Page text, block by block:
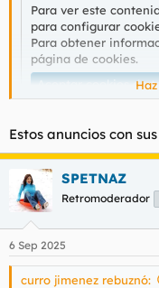
m
Para ver este
para configurar
Para obtener
página de cookies.
Aceptar cookies de
Estos anuncios con
SPETNAZ
Retromoderador
6 Sep 2025
curro jimenez rebuznó: